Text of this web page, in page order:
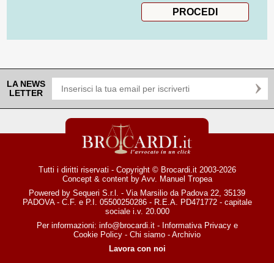
LA NEWS
LETTER
Tutti i diritti riservati - Copyright © Brocardi.it 2003-2026
Concept & content by Avv. Manuel Tropea
Powered by Sequeri S.r.l. - Via Marsilio da Padova 22, 35139
PADOVA - C.F. e P.I. 05500250286 - R.E.A. PD471772 - capitale
sociale i.v. 20.000
Per informazioni: info@brocardi.it- Informativa Privacye
Cookie Policy - Chi siamo - Archivio
Lavora con noi